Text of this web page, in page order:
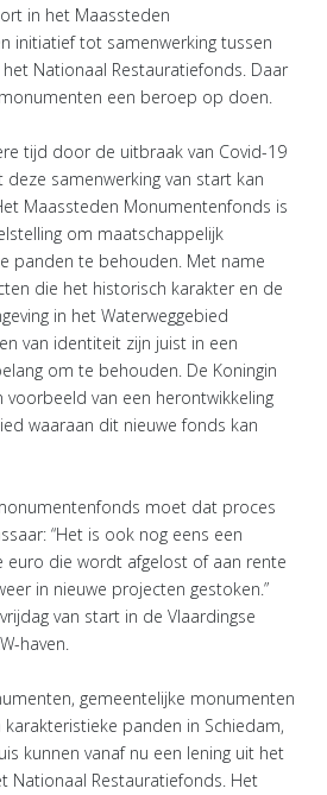
in het Maassteden
initiatief tot samenwerking tussen
Nationaal Restauratiefonds. Daar
een beroep op doen.
tijd door de uitbraak van Covid-19
samenwerking van start kan
Maassteden Monumentenfonds is
om maatschappelijk
panden te behouden. Met name
die het historisch karakter en de
in het Waterweggebied
van identiteit zijn juist in een
om te behouden. De Koningin
voorbeeld van een herontwikkeling
waaraan dit nieuwe fonds kan
moet dat proces
“Het is ook nog eens een
euro die wordt afgelost of aan rente
in nieuwe projecten gestoken.”
van start in de Vlaardingse
haven.
gemeentelijke monumenten
panden in Schiedam,
kunnen vanaf nu een lening uit het
Nationaal Restauratiefonds. Het